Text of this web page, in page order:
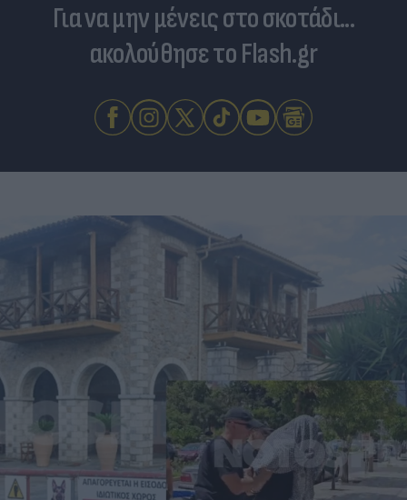
Για να μην μένεις στο σκοτάδι...
ακολούθησε το Flash.gr